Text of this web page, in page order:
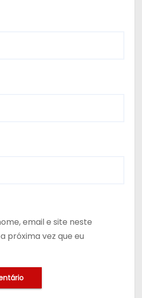
email e site neste
próxima vez que eu